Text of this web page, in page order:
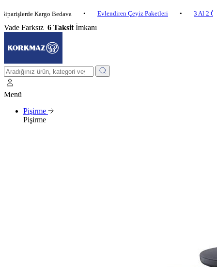
Kargo Bedava • Evlendiren Çeyiz Paketleri • 3 Al 2 Öde •
Vade Farksız 6 Taksit İmkanı
Menü
Pişirme
Pişirme